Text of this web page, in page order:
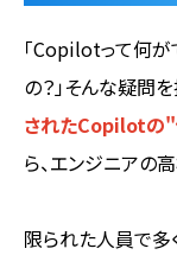
「Copilotって何が
の？」そんな疑問
されたCopilotの
ら、エンジニアの
限られた人員で多